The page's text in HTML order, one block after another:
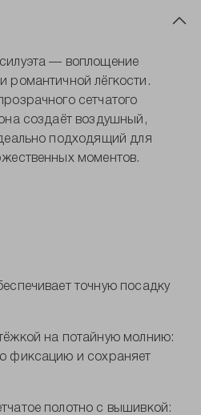
— воплощение
романтичной лёгкости.
сетчатого
создаёт воздушный,
подходящий для
моментов.
точную посадку
на потайную молнию:
фиксацию и сохраняет
полотно с вышивкой: